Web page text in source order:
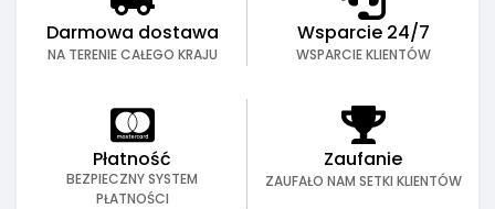
Darmowa dostawa
NA TERENIE CAŁEGO KRAJU
Wsparcie 24/7
WSPARCIE KLIENTÓW
Płatność
BEZPIECZNY SYSTEM
PŁATNOŚCI
Zaufanie
ZAUFAŁO NAM SETKI KLIENTÓW